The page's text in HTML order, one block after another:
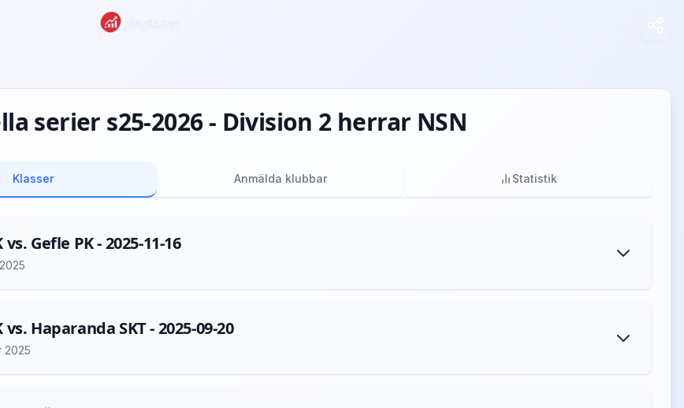
serier s25-2026 - Division 2 herrar NSN
Klasser Anmälda klubbar Statistik
Gefle PK - 2025-11-16
vs. Haparanda SKT - 2025-09-20
2025